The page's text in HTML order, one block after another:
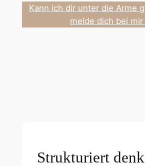
Kann ich dir unter die Arme
melde dich bei mir
Strukturiert